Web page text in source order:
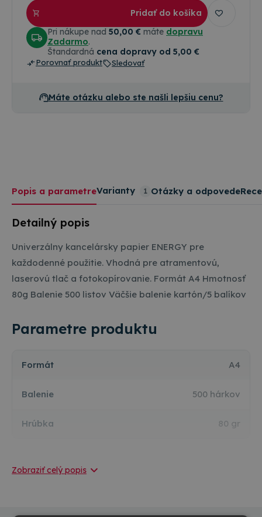
Pridať do košíka
Pri nákupe nad 50,00 € máte dopravu
Zadarmo.
Štandardná cena dopravy od 5,00 €
Porovnať produkt Sledovať
Máte otázku alebo ste našli lepšiu cenu?
Popis a parametreVarianty 1 Otázky a odpovede
Detailný popis
Univerzálny kancelársky papier ENERGY pre
každodenné použitie. Vhodná pre atramentovú,
laserovú tlač a fotokopírovanie. Formát A4 Hmotnosť
80g Balenie 500 listov Väčšie balenie kartón/5 balíkov
Parametre produktu
Formát A4
Balenie 500 hárkov
Hrúbka 80 gr
Zobraziť celý popis